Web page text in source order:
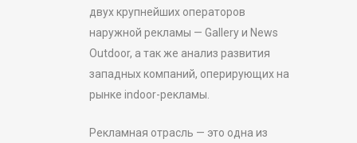
двух крупнейших операторов
наружной рекламы — Gallery и News
Outdoor, а так же анализ развития
западных компаний, оперирующих на
рынке indoor-рекламы.
Рекламная отрасль — это одна из